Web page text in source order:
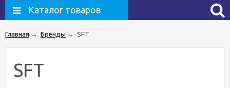
Каталог товаров
Главная → Бренды → SFT
SFT